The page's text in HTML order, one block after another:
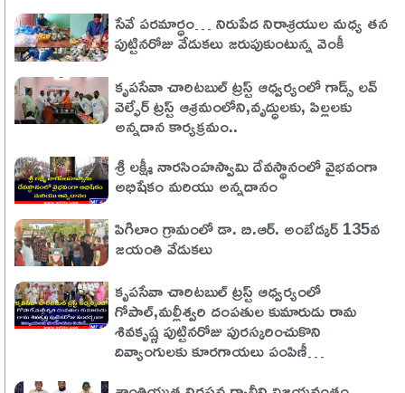
సేవే పరమార్ధం… నిరుపేద నిరాశ్రయుల మధ్య తన
పుట్టినరోజు వేడుకలు జరుపుకుంటున్న వెంకీ
కృపసేవా చారిటబుల్ ట్రస్ట్ ఆధ్వర్యంలో గాడ్స్ లవ్
వెల్ఫేర్ ట్రస్ట్ ఆశ్రమంలోని,వృద్ధులకు, పిల్లలకు
అన్నదాన కార్యక్రమం..
శ్రీ లక్ష్మీ నారసింహస్వామి దేవస్థానంలో వైభవంగా
అభిషేకం మరియు అన్నదానం
పిగిలాం గ్రామంలో డా. బి.ఆర్. అంబేడ్కర్ 135వ
జయంతి వేడుకలు
కృపసేవా చారిటబుల్ ట్రస్ట్ ఆధ్వర్యంలో
గోపాల్,మల్లీశ్వరి దంపతుల కుమారుడు రామ
శివకృష్ణ పుట్టినరోజు పురస్కరించుకొని
దివ్యాంగులకు కూరగాయలు పంపిణీ…